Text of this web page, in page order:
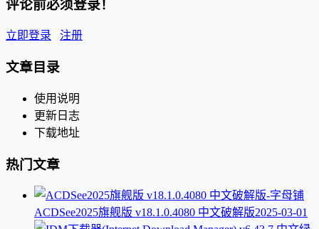
评论前必须登录！
立即登录 注册
文章目录
使用说明
更新日志
下载地址
热门文章
ACDSee2025旗舰版 v18.1.0.4080 中文破解版2025-03-01